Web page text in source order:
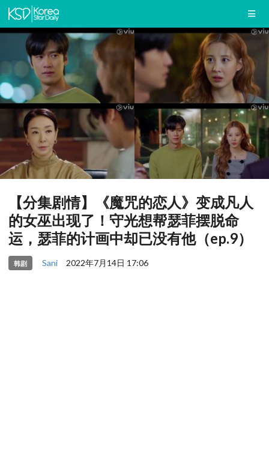
【分集剧情】《魔咒的恋人》变成凡人
的女巫出现了！守光想帮瑟菲摆脱命
运，瑟菲的计画中却已没有他（ep.9）
韩剧 Sani 2022年7月14日 17:06